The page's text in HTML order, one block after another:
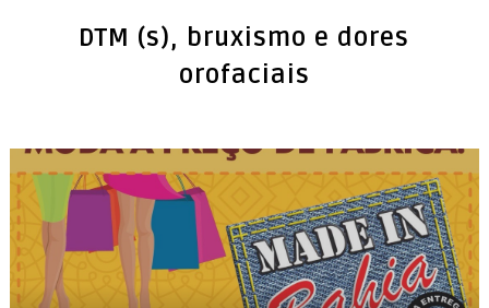
DTM (s), bruxismo e dores
orofaciais